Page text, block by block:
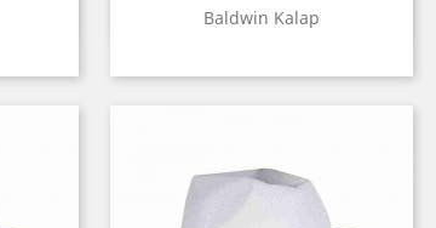
Baldwin Kalap
Előnézet